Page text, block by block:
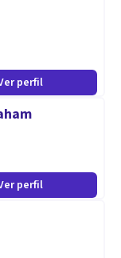
infantil y
perfil
perfil